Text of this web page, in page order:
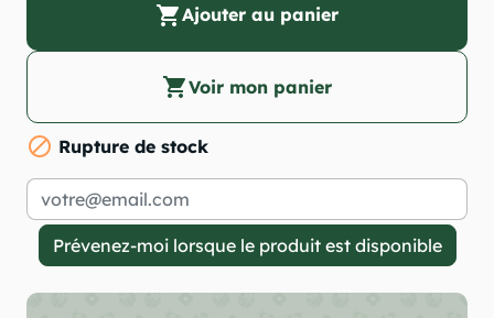
shopping_cartAjouter au panier
shopping_cartVoir mon panier
 Rupture de stock
Prévenez-moi lorsque le produit est disponible